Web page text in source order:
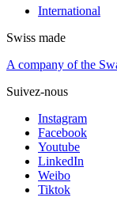
International
Swiss made
A company of the
Suivez-nous
Instagram
Facebook
Youtube
LinkedIn
Weibo
Tiktok